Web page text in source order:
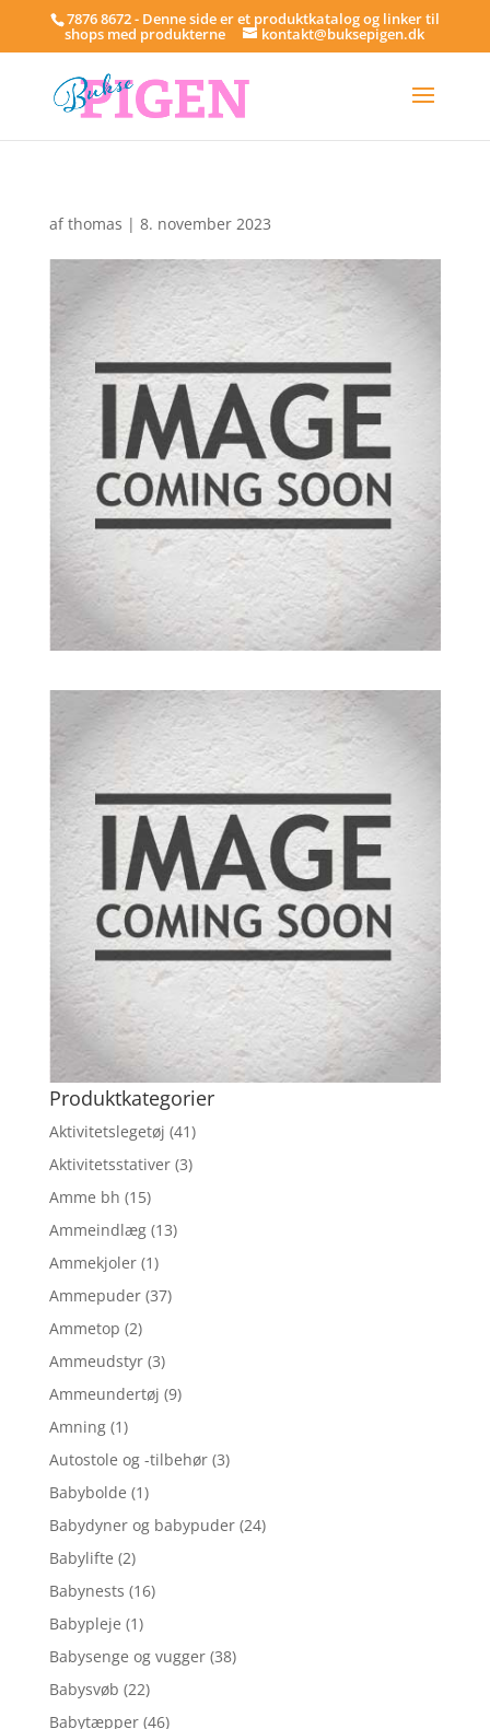
7876 8672 - Denne side er et produktkatalog og linker til
shops med produkterne kontakt@buksepigen.dk
afthomas | 8. november 2023
Produktkategorier
Aktivitetslegetøj (41)
Aktivitetsstativer (3)
Amme bh (15)
Ammeindlæg (13)
Ammekjoler (1)
Ammepuder (37)
Ammetop (2)
Ammeudstyr (3)
Ammeundertøj (9)
Amning (1)
Autostole og -tilbehør (3)
Babybolde (1)
Babydyner og babypuder (24)
Babylifte (2)
Babynests (16)
Babypleje (1)
Babysenge og vugger (38)
Babysvøb (22)
Babytæpper (46)